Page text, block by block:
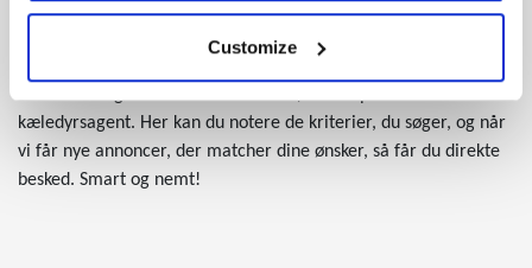
Customize
Hvis du allerede har kigget vores annoncer igennem, og du
endnu ikke har fundet din nye hund, så kan du med fordel
kæledyrsagent. Her kan du notere de kriterier, du søger, og når
vi får nye annoncer, der matcher dine ønsker, så får du direkte
besked. Smart og nemt!